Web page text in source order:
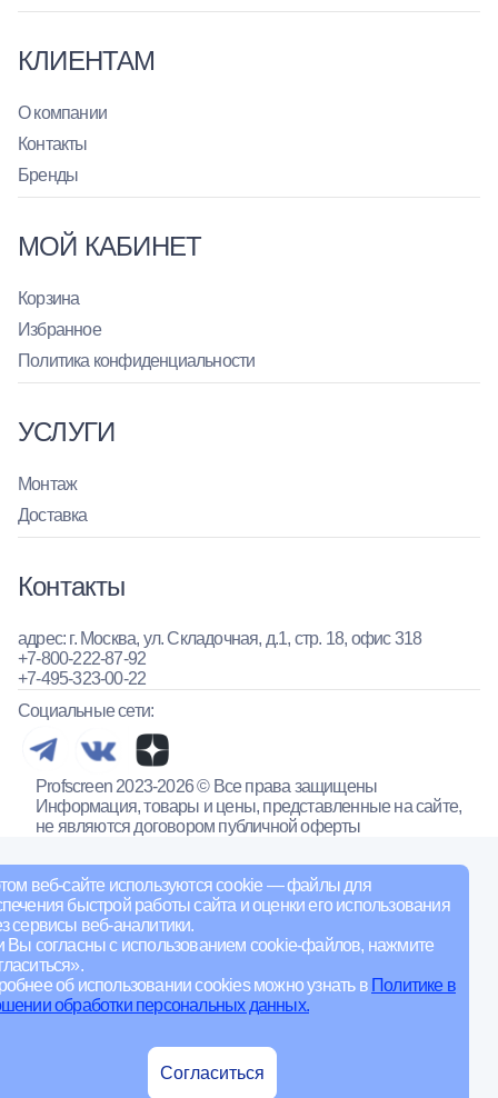
веб-сайте используются cookie — файлы для
быстрой работы сайта и оценки его использования
сервисы веб-аналитики.
Вы согласны с использованием cookie-файлов, нажмите
об использовании cookies можно узнать в Политике в
обработки персональных данных.
Согласиться
КЛИЕНТАМ
О компании
Контакты
Бренды
МОЙ КАБИНЕТ
Корзина
Избранное
Политика конфиденциальности
УСЛУГИ
Монтаж
Доставка
Контакты
адрес: г. Москва, ул. Складочная, д.1, стр. 18, офис 318
+7-800-222-87-92
+7-495-323-00-22
Социальные сети:
Profscreen 2023-2026 © Все права защищены
Информация, товары и цены, представленные на сайте,
не являются договором публичной оферты